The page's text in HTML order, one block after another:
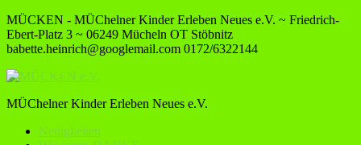
MÜCKEN - MÜChelner Kinder Erleben Neues e.V. ~ Friedrich-
Ebert-Platz 3 ~ 06249 Mücheln OT Stöbnitz
babette.heinrich@googlemail.com 0172/6322144
MÜChelner Kinder Erleben Neues e.V.
Neuigkeiten